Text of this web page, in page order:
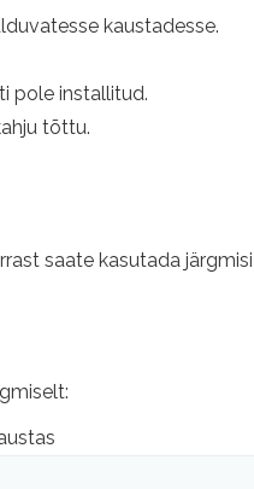
kaustadesse.
pole installitud.
tõttu.
saate kasutada järgmisi